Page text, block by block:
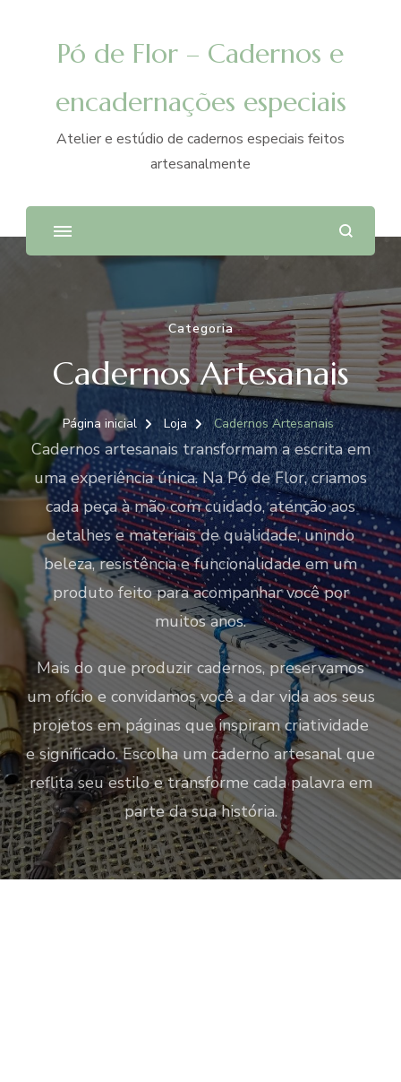
Pó de Flor – Cadernos e
encadernações especiais
Atelier e estúdio de cadernos especiais feitos
artesanalmente
Categoria
Cadernos Artesanais
Cadernos artesanais transformam a escrita em
uma experiência única. Na Pó de Flor, criamos
cada peça à mão com cuidado, atenção aos
detalhes e materiais de qualidade, unindo
beleza, resistência e funcionalidade em um
produto feito para acompanhar você por
muitos anos.
Mais do que produzir cadernos, preservamos
um ofício e convidamos você a dar vida aos seus
projetos em páginas que inspiram criatividade
e significado. Escolha um caderno artesanal que
reflita seu estilo e transforme cada palavra em
parte da sua história.
Página inicial Loja Cadernos Artesanais